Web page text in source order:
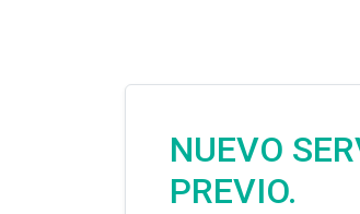
NUEVO
PREVIO.